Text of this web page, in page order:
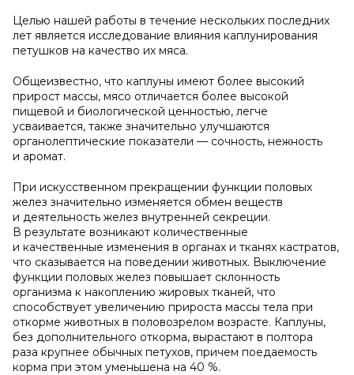
Целью нашей работы в течение нескольких последних
лет является исследование влияния каплунирования
петушков на качество их мяса.
Общеизвестно, что каплуны имеют более высокий
прирост массы, мясо отличается более высокой
пищевой и биологической ценностью, легче
усваивается, также значительно улучшаются
органолептические показатели — сочность, нежность
и аромат.
При искусственном прекращении функции половых
желез значительно изменяется обмен веществ
и деятельность желез внутренней секреции.
В результате возникают количественные
и качественные изменения в органах и тканях кастратов,
что сказывается на поведении животных. Выключение
функции половых желез повышает склонность
организма к накоплению жировых тканей, что
способствует увеличению прироста массы тела при
откорме животных в половозрелом возрасте. Каплуны,
без дополнительного откорма, вырастают в полтора
раза крупнее обычных петухов, причем поедаемость
корма при этом уменьшена на 40 %.